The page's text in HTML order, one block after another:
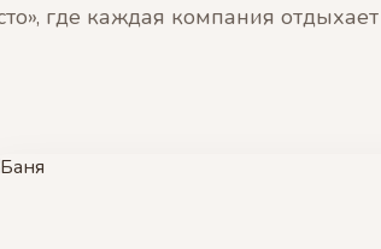
где каждая компания